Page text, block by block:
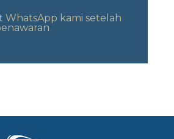
WhatsApp kami setelah